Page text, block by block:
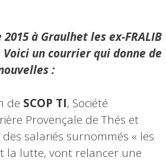
à Graulhet les ex-FRALIB
un courrier qui donne de
:
de SCOP TI, Société
Provençale de Thés et
salariés surnommés « les
la lutte, vont relancer une